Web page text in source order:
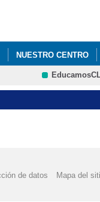
NUESTRO CENTRO
ERASMUS +
de datos Mapa del